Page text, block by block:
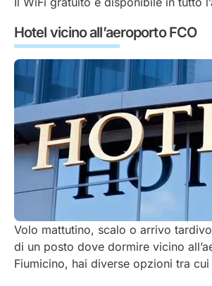
Hotel vicino all’aeroporto FCO
Volo mattutino, scalo o arrivo
di un posto dove dormire vicino
Fiumicino, hai diverse opzioni tra